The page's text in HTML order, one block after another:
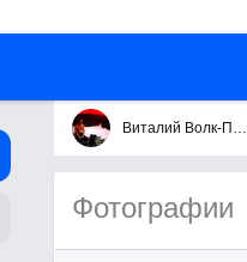
Виталий Волк-Призрак
Фотографии